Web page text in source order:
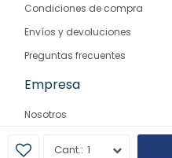
1
Condiciones de compra
Envíos y devoluciones
Preguntas frecuentes
Empresa
Nosotros